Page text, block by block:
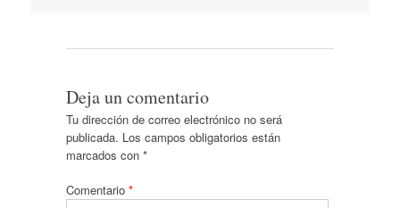
Deja un comentario
Tu dirección de correo electrónico no será
publicada. Los campos obligatorios están
marcados con *
Comentario *